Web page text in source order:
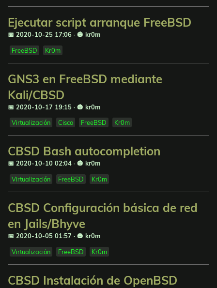
Ejecutar script arranque FreeBSD
📅 2020-10-25 17:06 · 🎃 kr0m
FreeBSD Kr0m
GNS3 en FreeBSD mediante
Kali/CBSD
📅 2020-10-17 19:15 · 🎃 kr0m
Virtualización Cisco FreeBSD Kr0m
CBSD Bash autocompletion
📅 2020-10-10 02:04 · 🎃 kr0m
Virtualización FreeBSD Kr0m
CBSD Configuración básica de red
en Jails/Bhyve
📅 2020-10-05 01:57 · 🎃 kr0m
Virtualización FreeBSD Kr0m
CBSD Instalación de OpenBSD